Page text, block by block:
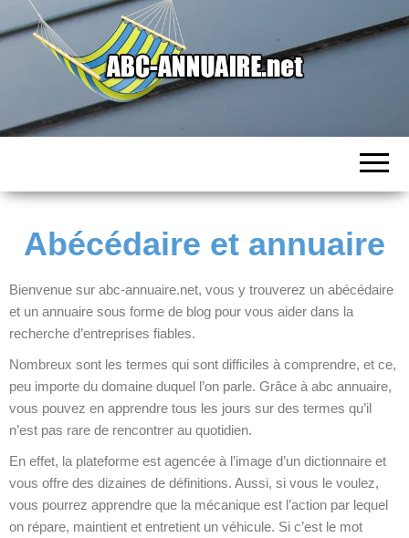
ABC ANNUAIRE
L'abécédaire des entreprises
Abécédaire et annuaire
Bienvenue sur abc-annuaire.net, vous y trouverez un abécédaire
et un annuaire sous forme de blog pour vous aider dans la
recherche d’entreprises fiables.
Nombreux sont les termes qui sont difficiles à comprendre, et ce,
peu importe du domaine duquel l’on parle. Grâce à abc annuaire,
vous pouvez en apprendre tous les jours sur des termes qu’il
n’est pas rare de rencontrer au quotidien.
En effet, la plateforme est agencée à l’image d’un dictionnaire et
vous offre des dizaines de définitions. Aussi, si vous le voulez,
vous pourrez apprendre que la mécanique est l’action par lequel
on répare, maintient et entretient un véhicule. Si c’est le mot